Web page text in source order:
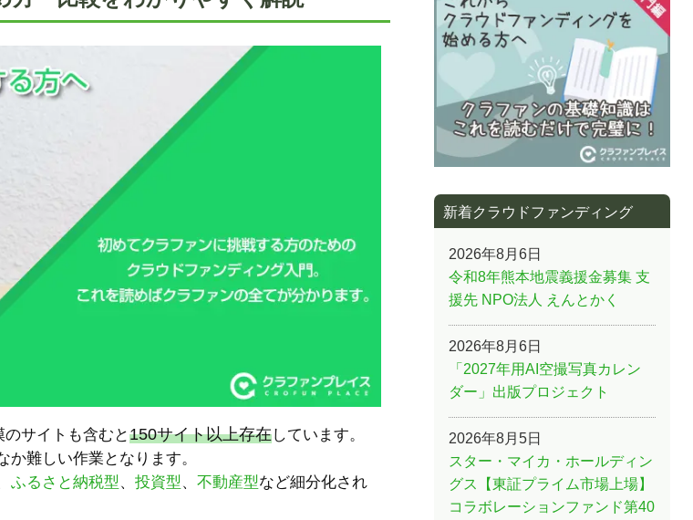
サイトも含むと150サイト以上存在しています。
難しい作業となります。
ふるさと納税型 、 投資型 、 不動産型など細分化され
新着クラウドファンディング
2026年8月6日
令和8年熊本地震義援金募集 支
援先 NPO法人 えんとかく
2026年8月6日
「2027年用AI空撮写真カレン
ダー」出版プロジェクト
2026年8月5日
スター・マイカ・ホールディン
グス【東証プライム市場上場】
コラボレーションファンド第40